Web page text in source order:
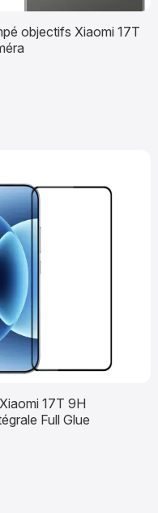
objectifs Xiaomi 17T
17T 9H
Full Glue